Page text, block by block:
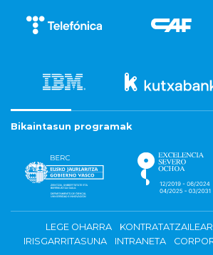
Bikaintasun programak
LEGE OHARRA
IRISGARRITASUNA
INTRANETA